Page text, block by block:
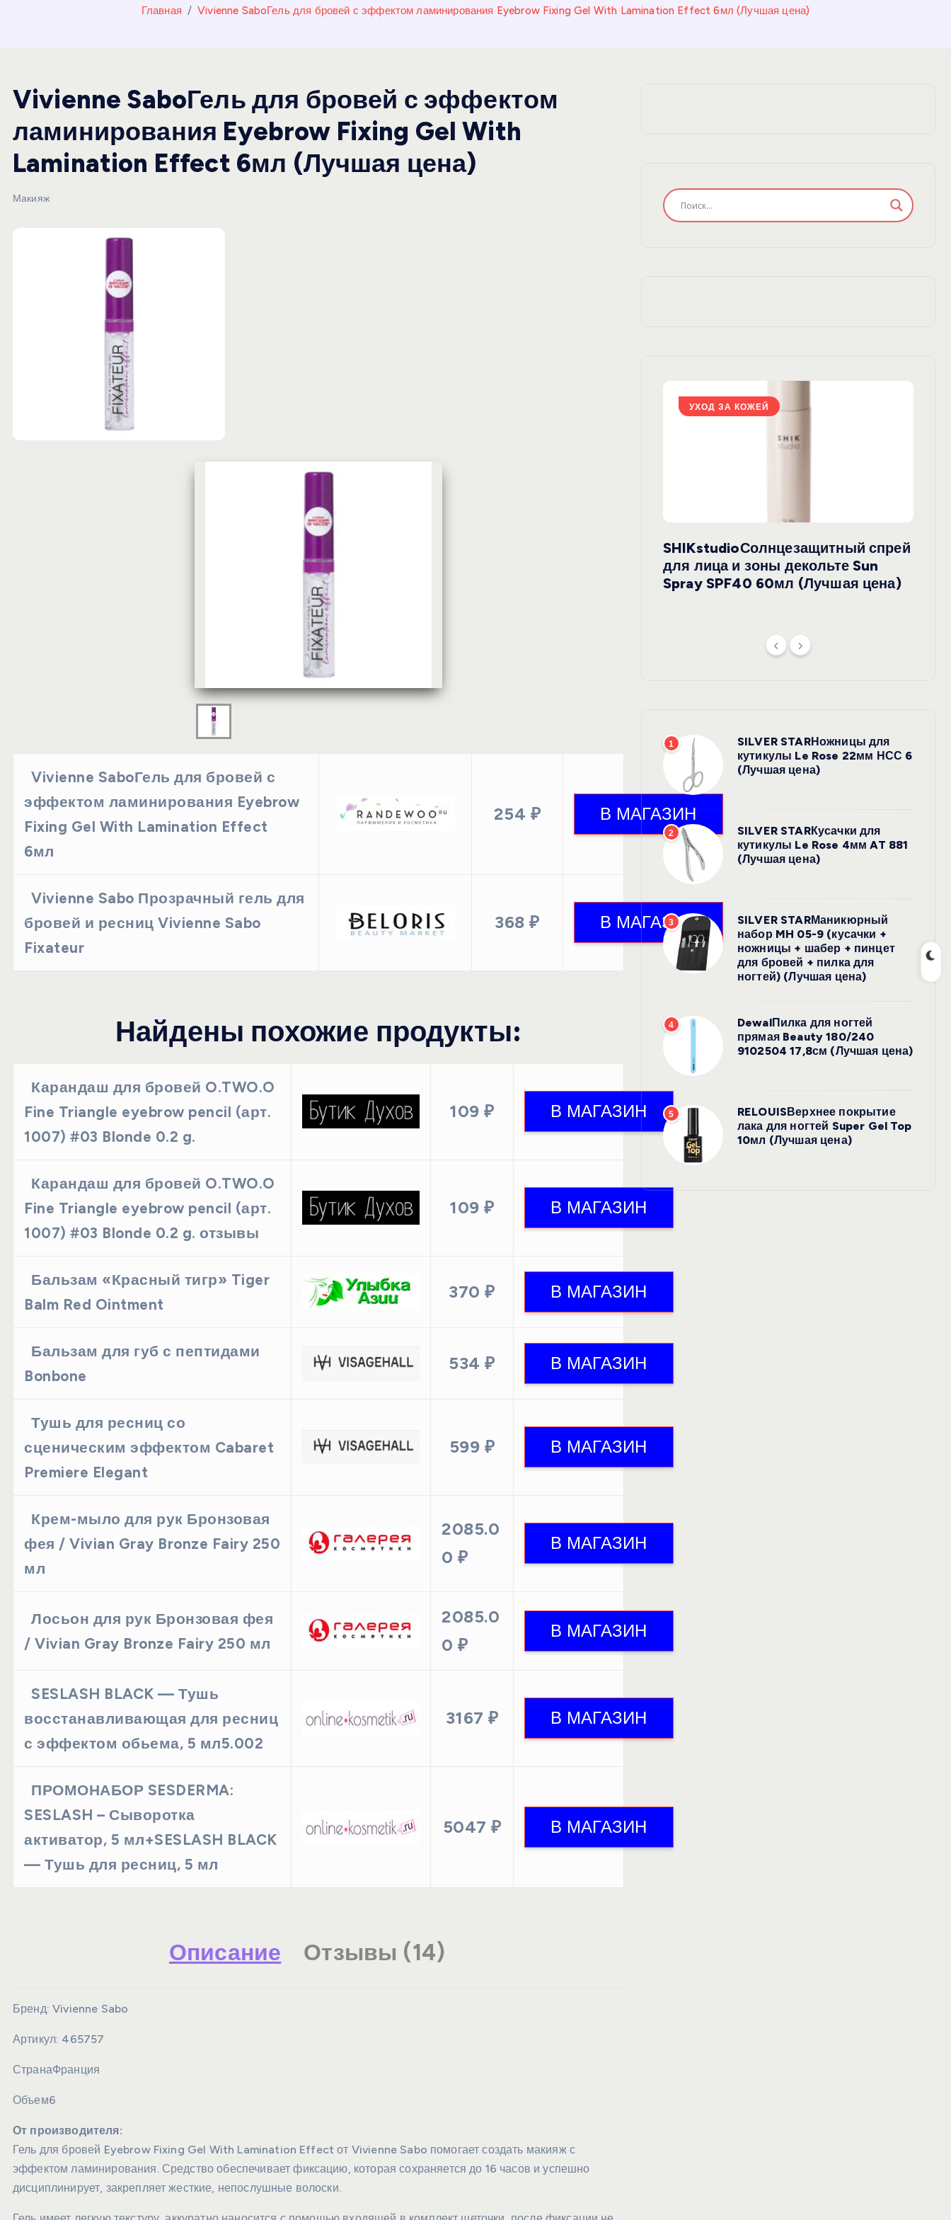
Главная Vivienne SaboГель для бровей с эффектом ламинирования Eyebrow Fixing Gel With Lamination Effect 6мл (Лучшая цена)
Vivienne SaboГель для бровей с эффектом
ламинирования Eyebrow Fixing Gel With
Lamination Effect 6мл (Лучшая цена)
Макияж
Vivienne SaboГель для бровей с
эффектом ламинирования Eyebrow
Fixing Gel With Lamination Effect
6мл
254 ₽
Vivienne Sabo Прозрачный гель для
бровей и ресниц Vivienne Sabo
Fixateur
368 ₽
Найдены похожие продукты:
Карандаш для бровей O.TWO.O
Fine Triangle eyebrow pencil (арт.
1007) #03 Blonde 0.2 g.
109 ₽
Карандаш для бровей O.TWO.O
Fine Triangle eyebrow pencil (арт.
1007) #03 Blonde 0.2 g. отзывы
109 ₽
Бальзам «Красный тигр» Tiger
Balm Red Ointment
370 ₽
Бальзам для губ с пептидами
Bonbone
534 ₽
Тушь для ресниц со
сценическим эффектом Cabaret
Premiere Elegant
599 ₽
Крем-мыло для рук Бронзовая
фея / Vivian Gray Bronze Fairy 250
мл
2085.0
0 ₽
Лосьон для рук Бронзовая фея
/ Vivian Gray Bronze Fairy 250 мл
2085.0
0 ₽
SESLASH BLACK — Тушь
восстанавливающая для ресниц
с эффектом обьема, 5 мл5.002
3167 ₽
ПРОМОНАБОР SESDERMA:
SESLASH – Сыворотка
активатор, 5 мл+SESLASH BLACK
— Тушь для ресниц, 5 мл
5047 ₽
Описание Отзывы (14)
Бренд:Vivienne Sabo
Артикул: 465757
СтранаФранция
Объем6
От производителя:
Гель для бровей Eyebrow Fixing Gel With Lamination Effect от Vivienne Sabo помогает создать макияж с
эффектом ламинирования. Средство обеспечивает фиксацию, которая сохраняется до 16 часов и успешно
дисциплинирует, закрепляет жесткие, непослушные волоски.
УХОД ЗА КОЖЕЙ
SHIKstudioСолнцезащитный спрей
для лица и зоны декольте Sun
Spray SPF40 60мл (Лучшая цена)
1
SILVER STARНожницы для
кутикулы Le Rose 22мм НСС 6
(Лучшая цена)
2
SILVER STARКусачки для
кутикулы Le Rose 4мм AT 881
(Лучшая цена)
3
SILVER STARМаникюрный
набор MH 05-9 (кусачки +
ножницы + шабер + пинцет
для бровей + пилка для
ногтей) (Лучшая цена)
4
DewalПилка для ногтей
прямая Beauty 180/240
9102504 17,8см (Лучшая цена)
5
RELOUISВерхнее покрытие
лака для ногтей Super Gel Top
10мл (Лучшая цена)